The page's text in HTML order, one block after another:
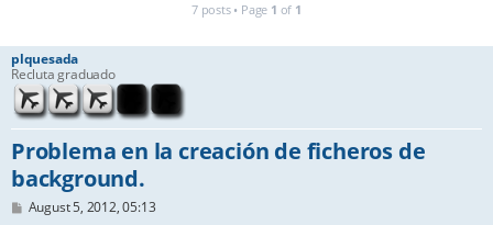
7 posts • Page 1 of 1
plquesada
Recluta graduado
Problema en la creación de ficheros de
background.
PAugust 5, 2012, 05:13